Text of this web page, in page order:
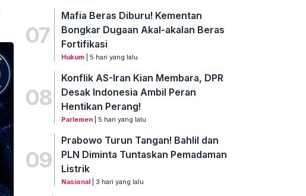
07
Mafia Beras Diburu! Kementan
Bongkar Dugaan Akal-akalan Beras
Fortifikasi
Hukum | 5 hari yang lalu
08
Konflik AS-Iran Kian Membara, DPR
Desak Indonesia Ambil Peran
Hentikan Perang!
Parlemen | 5 hari yang lalu
09
Prabowo Turun Tangan! Bahlil dan
PLN Diminta Tuntaskan Pemadaman
Listrik
Nasional | 3 hari yang lalu